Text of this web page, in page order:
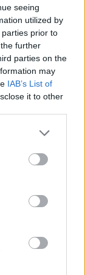
seeing
utilized by
prior to
further
parties on the
may
IAB’s List of
it to other
more Google
may click to
party tags to
below Google